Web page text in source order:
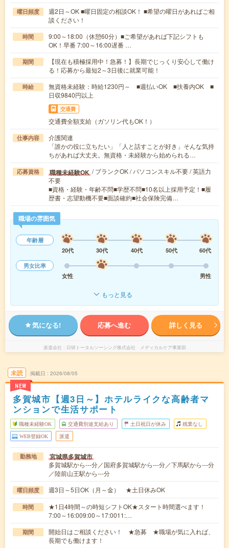
曜日頻度
週2日～OK ■曜日固定の相談OK！ ■希望の曜日があればご相
談ください！
時間
9:00～18:00（休憩60分）■ご希望があれば下記シフトも
OK！早番 7:00～16:00遅番 …
期間
【現在も積極採用中！急募！】長期でじっくり安心して働け
る！応募から最短2～3日後に就業可能！
時給
無資格未経験：時給1230円～ ■週払いOK ■扶養内OK ■
日収9840円以上
交通費
交通費全額支給（ガソリン代もOK！）
仕事内容
介護関連
「誰かの役に立ちたい」「人と話すことが好き」そんな気持
ちがあれば大丈夫。無資格・未経験から始められる…
応募資格 職種未経験OK / ブランクOK / パソコンスキル不要 / 英語力
不要
■資格・経験・年齢不問■学歴不問■10名以上採用予定！■履
歴書・志望動機不要■面談確約■社会保険完備…
職場の雰囲気
年齢層
20代
30代 40代 50代
60代
男女比率
女性
男性
もっと見る
気になる! 応募へ進む 詳しく見る
派遣会社 日研トータルソーシング株式会社 メディカルケア事業部
未読
NEW
掲載日 2026/08/05
多賀城市【週3日～】ホテルライクな高齢者マ
ンションで生活サポート
職種未経験OK 交通費別途支給あり 土日祝日が休み 残業なし
WEB登録OK 派遣
勤務地 宮城県多賀城市
多賀城駅から---分／国府多賀城駅から---分／下馬駅から---分
／陸前山王駅から---分
曜日頻度 週3日～5日OK（月～金） ★土日休みOK
時間
★1日4時間～の時短シフトOK★スタート時間選べます！
7:00～16:009:00～17:0011:…
期間
開始日はご相談ください！ ★急募 ★職場が気に入れば、
長期でも働けます！